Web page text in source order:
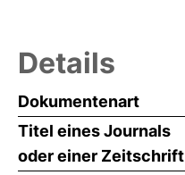
Details
Dokumentenart
Titel eines Journals
oder einer Zeitschrift